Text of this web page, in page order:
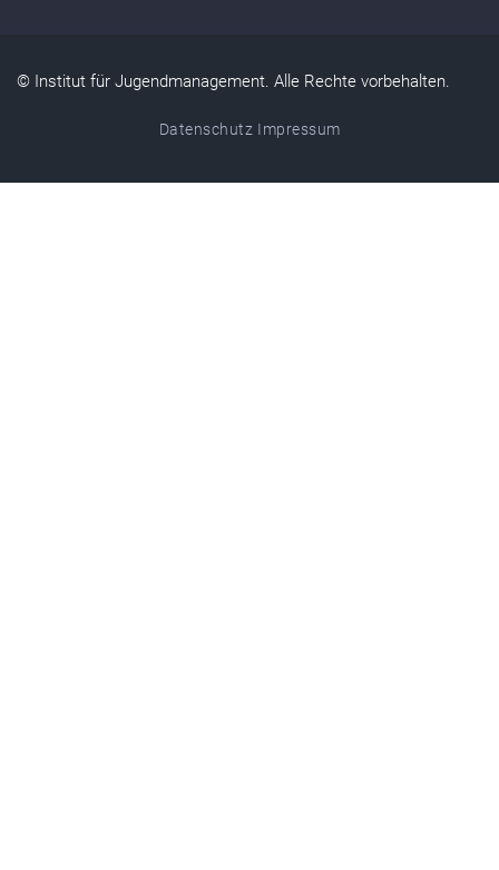
© Institut für Jugendmanagement. Alle Rechte vorbehalten.
Datenschutz Impressum